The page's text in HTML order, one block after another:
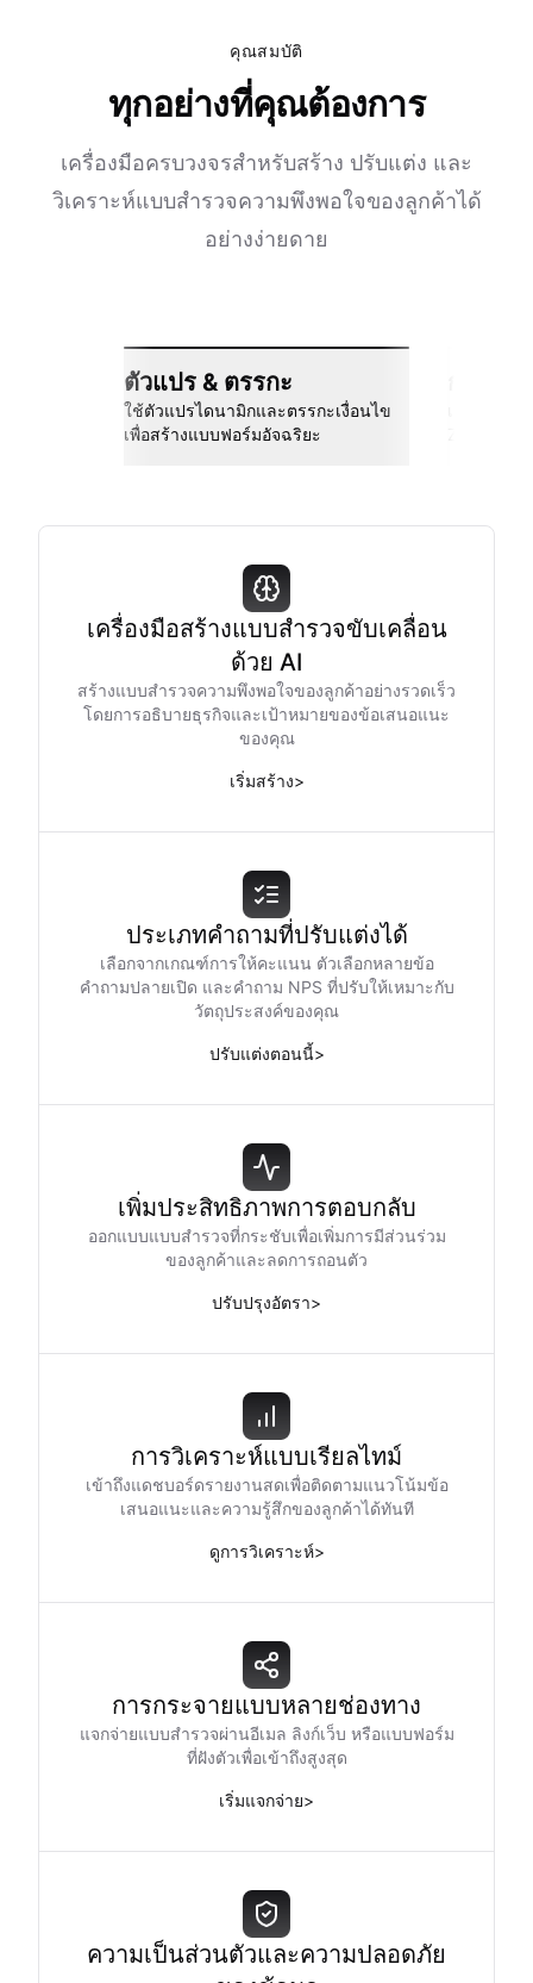
คุณสมบัติ
ทุกอย่างที่คุณต้องการ
เครื่องมือครบวงจรสำหรับสร้าง ปรับแต่ง และ
วิเคราะห์แบบสำรวจความพึงพอใจของลูกค้าได้
อย่างง่ายดาย
ตัวแปร & ตรรกะ
ใช้ตัวแปรไดนามิกและตรรกะเงื่อนไข
เพื่อสร้างแบบฟอร์มอัจฉริยะ
เครื่องมือสร้างแบบสำรวจขับเคลื่อน
ด้วย AI
สร้างแบบสำรวจความพึงพอใจของลูกค้าอย่างรวดเร็ว
โดยการอธิบายธุรกิจและเป้าหมายของข้อเสนอแนะ
ของคุณ
เริ่มสร้าง>
ประเภทคำถามที่ปรับแต่งได้
เลือกจากเกณฑ์การให้คะแนน ตัวเลือกหลายข้อ
คำถามปลายเปิด และคำถาม NPS ที่ปรับให้เหมาะกับ
วัตถุประสงค์ของคุณ
ปรับแต่งตอนนี้>
เพิ่มประสิทธิภาพการตอบกลับ
ออกแบบแบบสำรวจที่กระชับเพื่อเพิ่มการมีส่วนร่วม
ของลูกค้าและลดการถอนตัว
ปรับปรุงอัตรา>
การวิเคราะห์แบบเรียลไทม์
เข้าถึงแดชบอร์ดรายงานสดเพื่อติดตามแนวโน้มข้อ
เสนอแนะและความรู้สึกของลูกค้าได้ทันที
ดูการวิเคราะห์>
การกระจายแบบหลายช่องทาง
แจกจ่ายแบบสำรวจผ่านอีเมล ลิงก์เว็บ หรือแบบฟอร์ม
ที่ฝังตัวเพื่อเข้าถึงสูงสุด
เริ่มแจกจ่าย>
ความเป็นส่วนตัวและความปลอดภัย